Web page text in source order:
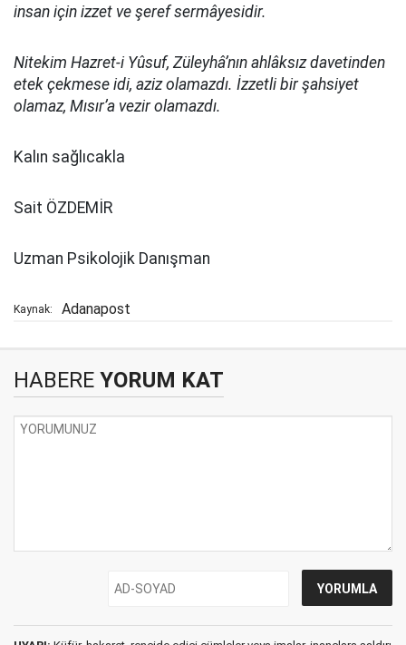
insan için izzet ve şeref sermâyesidir.
Nitekim Hazret-i Yûsuf, Züleyhâ’nın ahlâksız davetinden
etek çekmese idi, aziz olamazdı. İzzetli bir şahsiyet
olamaz, Mısır’a vezir olamazdı.
Kalın sağlıcakla
Sait ÖZDEMİR
Uzman Psikolojik Danışman
Kaynak: Adanapost
HABERE YORUM KAT